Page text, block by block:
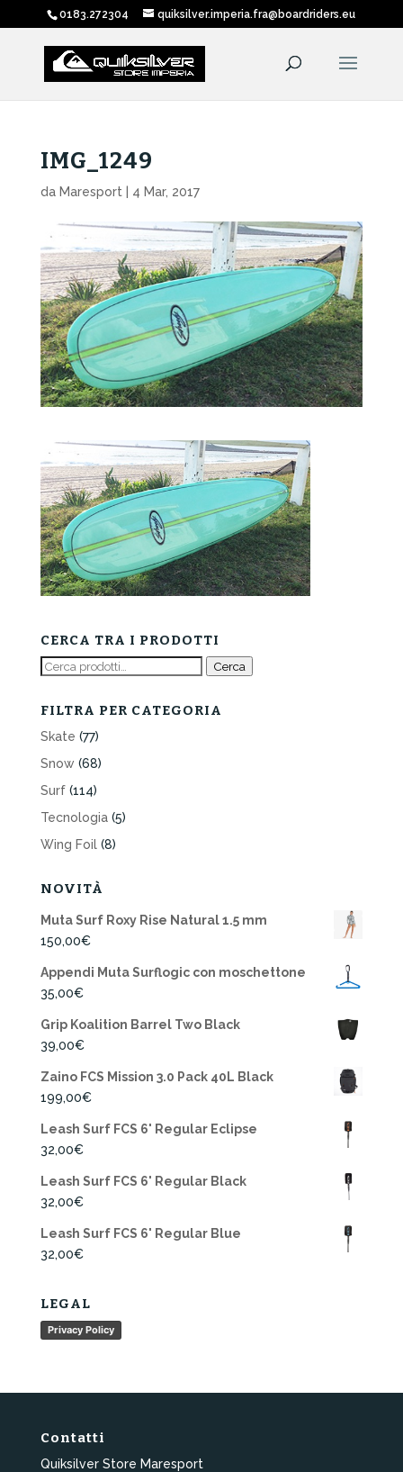
0183.272304 quiksilver.imperia.fra@boardriders.eu
IMG_1249
da Maresport 4 Mar, 2017
CERCA TRA I PRODOTTI
Cerca: Cerca
FILTRA PER CATEGORIA
Skate (77)
Snow (68)
Surf (114)
Tecnologia (5)
Wing Foil (8)
NOVITÀ
Muta Surf Roxy Rise Natural 1.5 mm
150,00€
Appendi Muta Surflogic con moschettone
35,00€
Grip Koalition Barrel Two Black
39,00€
Zaino FCS Mission 3.0 Pack 40L Black
199,00€
Leash Surf FCS 6' Regular Eclipse
32,00€
Leash Surf FCS 6' Regular Black
32,00€
Leash Surf FCS 6' Regular Blue
32,00€
LEGAL
Privacy Policy
Contatti
Quiksilver Store Maresport